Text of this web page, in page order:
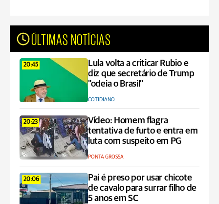
ÚLTIMAS NOTÍCIAS
20:45
Lula volta a criticar Rubio e
diz que secretário de Trump
"odeia o Brasil"
COTIDIANO
20:23
Vídeo: Homem flagra
tentativa de furto e entra em
luta com suspeito em PG
PONTA GROSSA
20:06
Pai é preso por usar chicote
de cavalo para surrar filho de
5 anos em SC